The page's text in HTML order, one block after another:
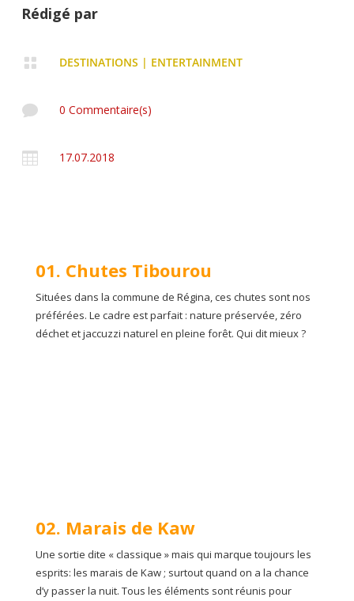
Rédigé par
 DESTINATIONS | ENTERTAINMENT
 0 Commentaire(s)
 17.07.2018
01. Chutes Tibourou
Situées dans la commune de Régina, ces chutes sont nos
préférées. Le cadre est parfait : nature préservée, zéro
déchet et jaccuzzi naturel en pleine forêt. Qui dit mieux ?
02. Marais de Kaw
Une sortie dite « classique » mais qui marque toujours les
esprits: les marais de Kaw ; surtout quand on a la chance
d’y passer la nuit. Tous les éléments sont réunis pour